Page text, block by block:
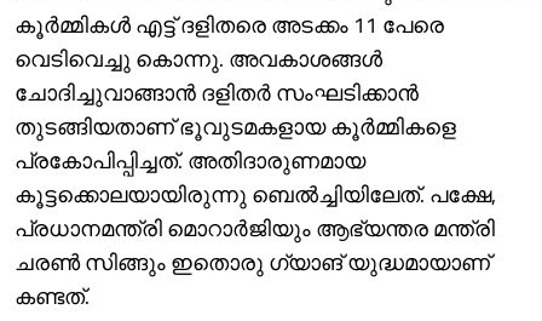
കൂർമ്മികൾ എട്ട് ദളിതരെ അടക്കം 11 പേരെ
വെടിവെച്ചു കൊന്നു. അവകാശങ്ങൾ
ചോദിച്ചുവാങ്ങാൻ ദളിതർ സംഘടിക്കാൻ
തുടങ്ങിയതാണ് ഭൂവുടമകളായ കൂർമ്മികളെ
പ്രകോപിപ്പിച്ചത്. അതിദാരുണമായ
കൂട്ടക്കൊലയായിരുന്നു ബെൽച്ചിയിലേത്. പക്ഷേ,
പ്രധാനമന്ത്രി മൊറാർജിയും ആഭ്യന്തര മന്ത്രി
ചരൺ സിങ്ങും ഇതൊരു ഗ്യാങ് യുദ്ധമായാണ്
കണ്ടത്.